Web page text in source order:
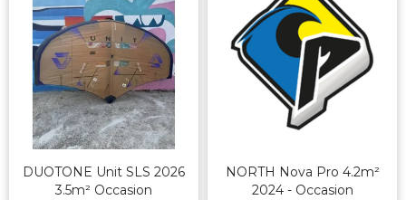
DUOTONE Unit SLS 2026
3.5m² Occasion
NORTH Nova Pro 4.2m²
2024 - Occasion